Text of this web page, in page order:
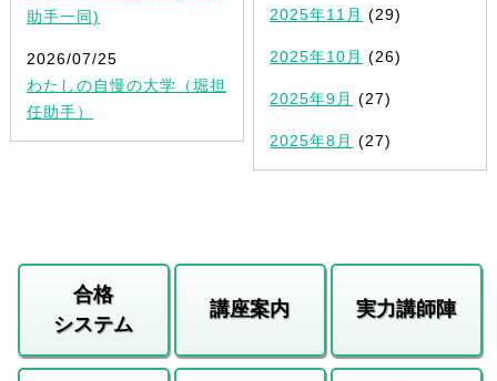
助手一同)
2026/07/25
わたしの自慢の大学（堀担
任助手）
2025年11月 (29)
2025年10月 (26)
2025年9月 (27)
2025年8月 (27)
合格
システム
講座案内 実力講師陣